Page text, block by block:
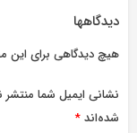
دیدگاهها
هیچ دیدگاهی برای
نشانی ایمیل شما
شده‌اند*